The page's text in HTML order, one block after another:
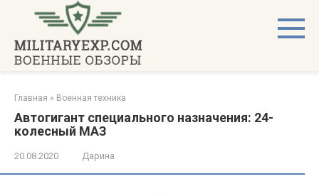
контенту
Главная » Военная техника
Автогигант специального назначения: 24-
колесный МАЗ
20.08.2020 Дарина